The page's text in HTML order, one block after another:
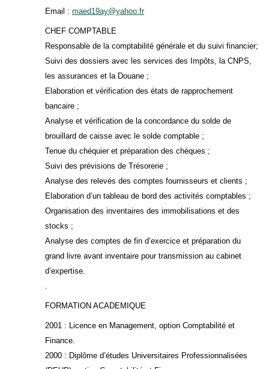
Email : maed19ay@yahoo.fr
CHEF COMPTABLE
Responsable de la comptabilité générale et du suivi financier;
Suivi des dossiers avec les services des Impôts, la CNPS,
les assurances et la Douane ;
Elaboration et vérification des états de rapprochement
bancaire ;
Analyse et vérification de la concordance du solde de
brouillard de caisse avec le solde comptable ;
Tenue du chéquier et préparation des chèques ;
Suivi des prévisions de Trésorerie ;
Analyse des relevés des comptes fournisseurs et clients ;
Elaboration d’un tableau de bord des activités comptables ;
Organisation des inventaires des immobilisations et des
stocks ;
Analyse des comptes de fin d’exercice et préparation du
grand livre avant inventaire pour transmission au cabinet
d’expertise.
.
FORMATION ACADEMIQUE
2001 : Licence en Management, option Comptabilité et
Finance.
2000 : Diplôme d’études Universitaires Professionnalisées